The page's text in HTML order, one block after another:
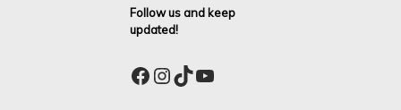
Follow us and keep
updated!
Facebook
Instagram
TikTok
YouTube